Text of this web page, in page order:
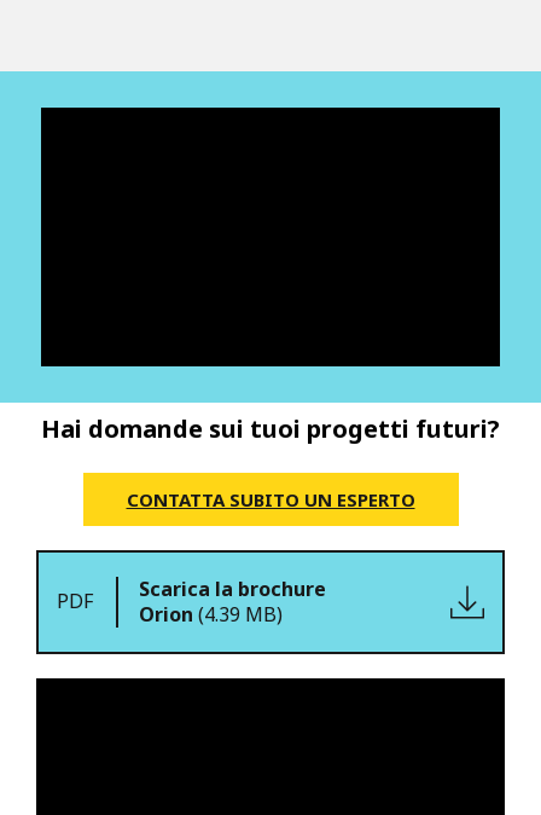
Hai domande sui tuoi progetti futuri?
CONTATTA SUBITO UN ESPERTO
PDF
Scarica la brochure
Orion (4.39 MB)